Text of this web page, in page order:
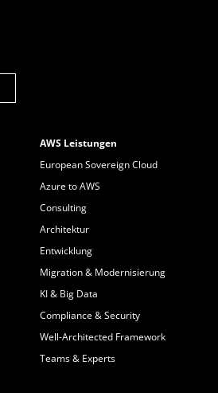
AWS Leistungen
European Sovereign Cloud
Azure to AWS
Consulting
Architektur
Entwicklung
Migration & Modernisierung
KI & Big Data
Compliance & Security
Well-Architected Framework
Teams & Experts